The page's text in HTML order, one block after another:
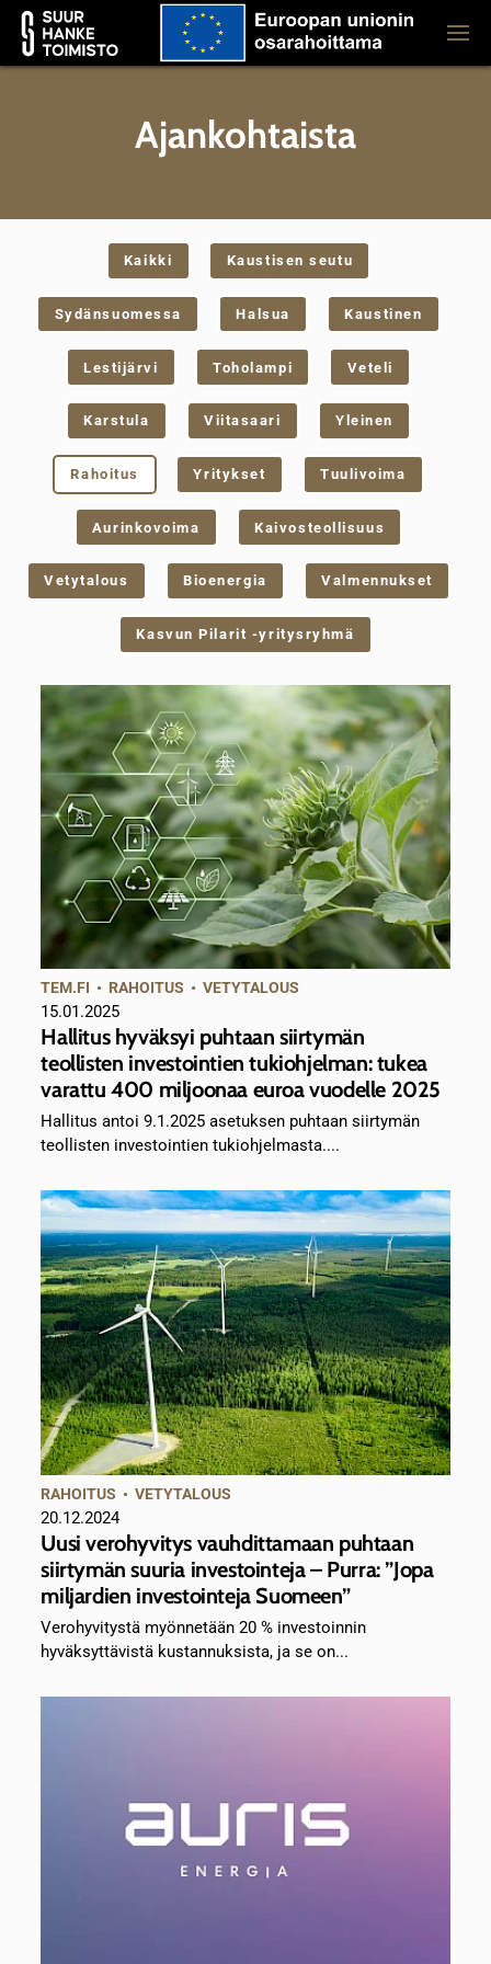
Ajankohtaista
Kaikki Kaustisen seutu
Sydänsuomessa Halsua Kaustinen
Lestijärvi Toholampi Veteli
Karstula Viitasaari Yleinen
Rahoitus Yritykset Tuulivoima
Aurinkovoima Kaivosteollisuus
Vetytalous Bioenergia Valmennukset
Kasvun Pilarit -yritysryhmä
TEM.FI • RAHOITUS •VETYTALOUS
15.01.2025
Hallitus hyväksyi puhtaan siirtymän
teollisten investointien tukiohjelman: tukea
varattu 400 miljoonaa euroa vuodelle 2025
Hallitus antoi 9.1.2025 asetuksen puhtaan siirtymän
teollisten investointien tukiohjelmasta....
RAHOITUS •VETYTALOUS
20.12.2024
Uusi verohyvitys vauhdittamaan puhtaan
siirtymän suuria investointeja – Purra: ”Jopa
miljardien investointeja Suomeen”
Verohyvitystä myönnetään 20 % investoinnin
hyväksyttävistä kustannuksista, ja se on...